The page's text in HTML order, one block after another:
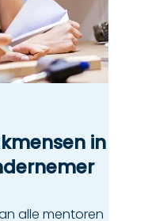
in
alle mentoren